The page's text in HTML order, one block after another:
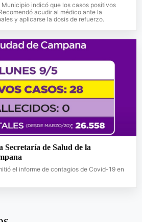
indicó que los casos positivos
acudir al médico ante la
y aplicarse la dosis de refuerzo.
de Salud de la
el informe de contagios de Covid-19 en